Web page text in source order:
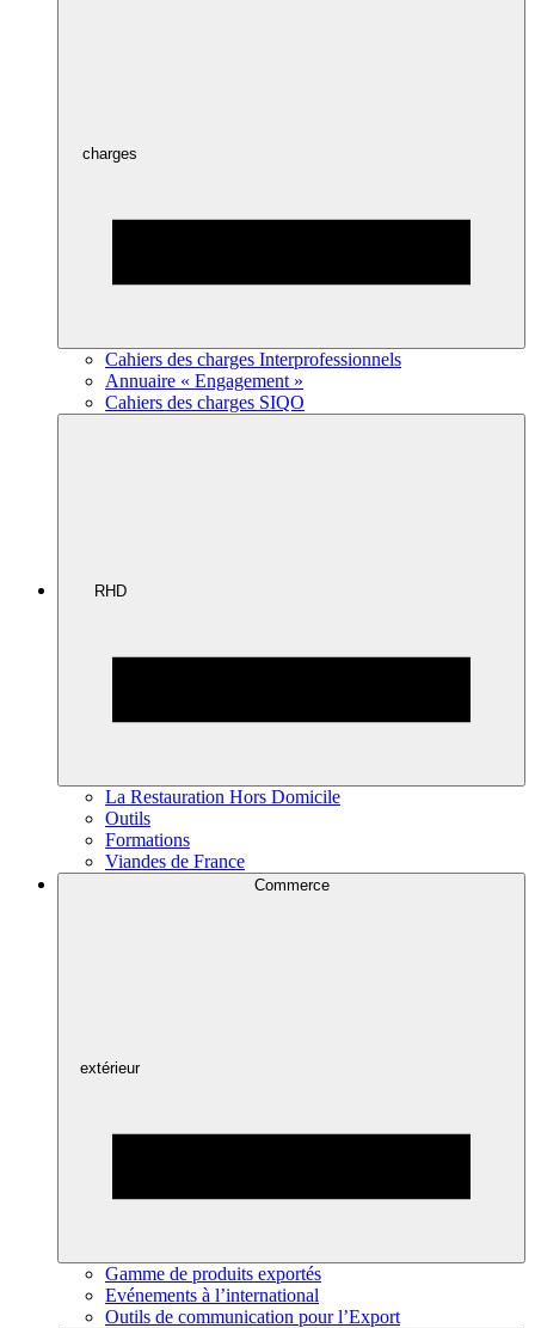
charges
Cahiers des charges Interprofessionnels
Annuaire « Engagement »
Cahiers des charges SIQO
RHD
La Restauration Hors Domicile
Outils
Formations
Viandes de France
Commerce
extérieur
Gamme de produits exportés
Evénements à l’international
Outils de communication pour l’Export